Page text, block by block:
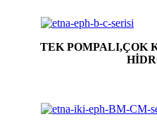
TEK POMPALI,ÇOK